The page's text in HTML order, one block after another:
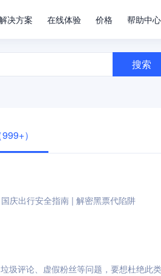
决方案 在线体验 价格 帮助中心
搜索
）
庆出行安全指南 | 解密黑票代陷阱
圾评论、虚假粉丝等问题，要想杜绝此